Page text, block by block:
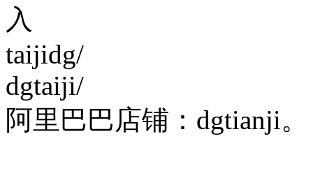
入
taijidg/
dgtaiji/
阿里巴巴店铺：dgtianji。